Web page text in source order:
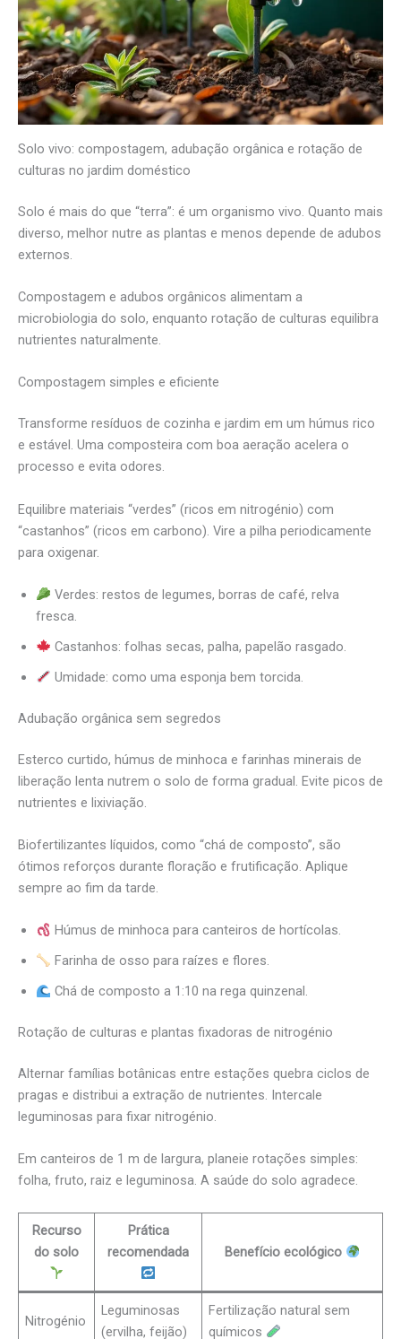
Solo vivo: compostagem, adubação orgânica e rotação de
culturas no jardim doméstico
Solo é mais do que “terra”: é um organismo vivo. Quanto mais
diverso, melhor nutre as plantas e menos depende de adubos
externos.
Compostagem e adubos orgânicos alimentam a
microbiologia do solo, enquanto rotação de culturas equilibra
nutrientes naturalmente.
Compostagem simples e eficiente
Transforme resíduos de cozinha e jardim em um húmus rico
e estável. Uma composteira com boa aeração acelera o
processo e evita odores.
Equilibre materiais “verdes” (ricos em nitrogénio) com
“castanhos” (ricos em carbono). Vire a pilha periodicamente
para oxigenar.
Verdes: restos de legumes, borras de café, relva
fresca.
Castanhos: folhas secas, palha, papelão rasgado.
Umidade: como uma esponja bem torcida.
Adubação orgânica sem segredos
Esterco curtido, húmus de minhoca e farinhas minerais de
liberação lenta nutrem o solo de forma gradual. Evite picos de
nutrientes e lixiviação.
Biofertilizantes líquidos, como “chá de composto”, são
ótimos reforços durante floração e frutificação. Aplique
sempre ao fim da tarde.
Húmus de minhoca para canteiros de hortícolas.
Farinha de osso para raízes e flores.
Chá de composto a 1:10 na rega quinzenal.
Rotação de culturas e plantas fixadoras de nitrogénio
Alternar famílias botânicas entre estações quebra ciclos de
pragas e distribui a extração de nutrientes. Intercale
leguminosas para fixar nitrogénio.
Em canteiros de 1 m de largura, planeie rotações simples:
folha, fruto, raiz e leguminosa. A saúde do solo agradece.
Recurso
do solo
Prática
recomendada
Benefício ecológico
Nitrogénio
Leguminosas
(ervilha, feijão)
Fertilização natural sem
químicos